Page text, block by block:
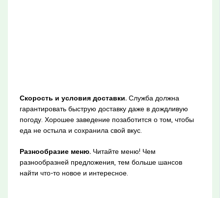
Скорость и условия доставки.Служба должна
гарантировать быструю доставку даже в дождливую
погоду. Хорошее заведение позаботится о том, чтобы
еда не остыла и сохранила свой вкус.
Разнообразие меню.Читайте меню! Чем
разнообразней предложения, тем больше шансов
найти что-то новое и интересное.